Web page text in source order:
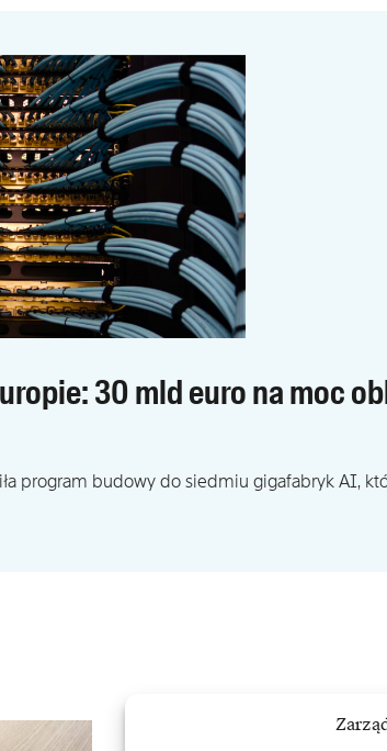
30 mld euro na moc
program budowy do siedmiu gigafabryk AI,